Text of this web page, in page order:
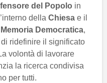
del Popolo in
della Chiesa e il
Democratica,
ridefinire il significato
volontà di lavorare
la ricerca condivisa
per tutti.